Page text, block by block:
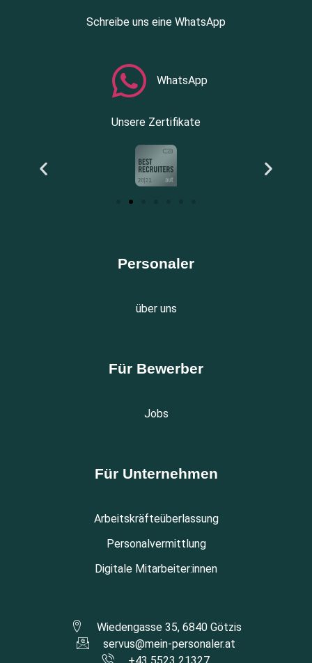
Schreibe uns eine WhatsApp
WhatsApp
Unsere Zertifikate
Personaler
über uns
Für Bewerber
Jobs
Für Unternehmen
Arbeitskräfteüberlassung
Personalvermittlung
Digitale Mitarbeiter:innen
Wiedengasse 35, 6840 Götzis
servus@mein-personaler.at